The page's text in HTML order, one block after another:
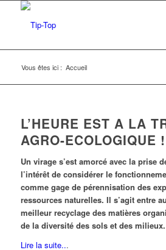
Vous êtes ici : Accueil
L’HEURE EST A LA
AGRO-ECOLOGIQUE !
Un virage s’est amorcé avec la prise
l’intérêt de considérer le
comme gage de pérennisation des
ressources naturelles. Il s’agit entre
meilleur recyclage des matières
de la diversité des sols et des milieux.
Lire la suite...